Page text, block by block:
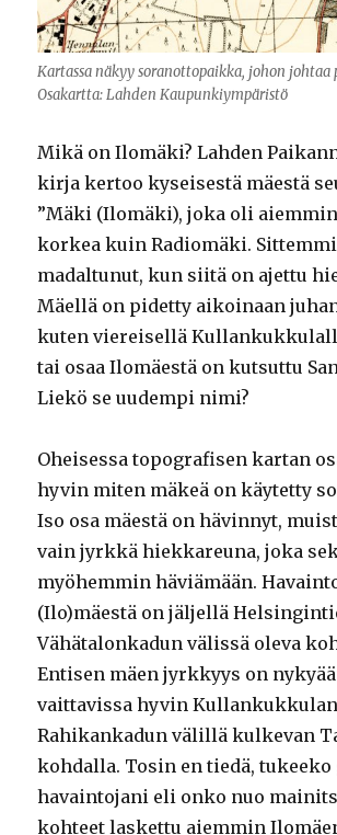
Kartassa näkyy soranottopaikka, johon johtaa
Osakartta: Lahden Kaupunkiympäristö
Mikä on Ilomäki? Lahden
kirja kertoo kyseisestä mäestä
”Mäki (Ilomäki), joka oli
korkea kuin Radiomäki.
madaltunut, kun siitä on ajettu
Mäellä on pidetty aikoinaan
kuten viereisellä
tai osaa Ilomäestä on kutsuttu
Liekö se uudempi nimi?
Oheisessa topografisen kartan
hyvin miten mäkeä on käytetty
Iso osa mäestä on hävinnyt,
vain jyrkkä hiekkareuna, joka
myöhemmin häviämään.
(Ilo)mäestä on jäljellä
Vähätalonkadun välissä oleva
Entisen mäen jyrkkyys on
vaittavissa hyvin
Rahikankadun välillä kulkevan
kohdalla. Tosin en tiedä, tukeeko
havaintojani eli onko nuo
kohteet laskettu aiemmin